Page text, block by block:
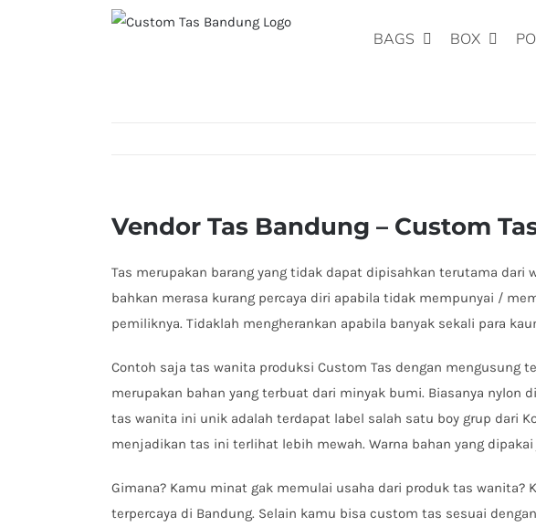
BAGS BOX
Vendor Tas Bandung – Custom
Tas merupakan barang yang tidak dapat dipisahkan terutama dari
bahkan merasa kurang percaya diri apabila tidak mempunyai /
pemiliknya. Tidaklah mengherankan apabila banyak sekali para
Contoh saja tas wanita produksi Custom Tas dengan mengusung
merupakan bahan yang terbuat dari minyak bumi. Biasanya nylon
tas wanita ini unik adalah terdapat label salah satu boy grup dari
menjadikan tas ini terlihat lebih mewah. Warna bahan yang
Gimana? Kamu minat gak memulai usaha dari produk tas
terpercaya di Bandung. Selain kamu bisa custom tas sesuai